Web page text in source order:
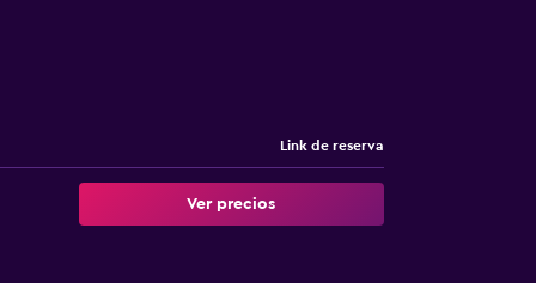
Link de reserva
Ver precios